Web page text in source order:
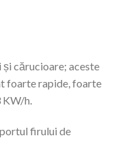
cărucioare; aceste
foarte rapide, foarte
h.
firului de